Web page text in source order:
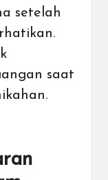
setelah
saat